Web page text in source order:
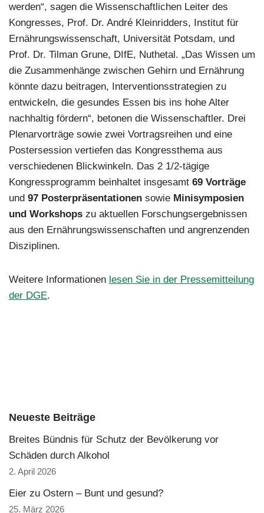
werden“, sagen die Wissenschaftlichen Leiter des
Kongresses, Prof. Dr. André Kleinridders, Institut für
Ernährungswissenschaft, Universität Potsdam, und
Prof. Dr. Tilman Grune, DIfE, Nuthetal. „Das Wissen um
die Zusammenhänge zwischen Gehirn und Ernährung
könnte dazu beitragen, Interventionsstrategien zu
entwickeln, die gesundes Essen bis ins hohe Alter
nachhaltig fördern“, betonen die Wissenschaftler. Drei
Plenarvorträge sowie zwei Vortragsreihen und eine
Postersession vertiefen das Kongressthema aus
verschiedenen Blickwinkeln. Das 2 1/2-tägige
Kongressprogramm beinhaltet insgesamt 69 Vorträge
und 97 Posterpräsentationen sowie Minisymposien
und Workshops zu aktuellen Forschungsergebnissen
aus den Ernährungswissenschaften und angrenzenden
Disziplinen.
Weitere Informationen lesen Sie in der Pressemitteilung
der DGE.
Neueste Beiträge
Breites Bündnis für Schutz der Bevölkerung vor
Schäden durch Alkohol
2. April 2026
Eier zu Ostern – Bunt und gesund?
25. März 2026